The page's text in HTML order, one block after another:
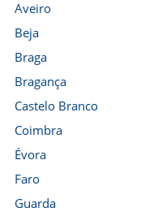
Aveiro
Beja
Braga
Bragança
Castelo Branco
Coimbra
Évora
Faro
Guarda